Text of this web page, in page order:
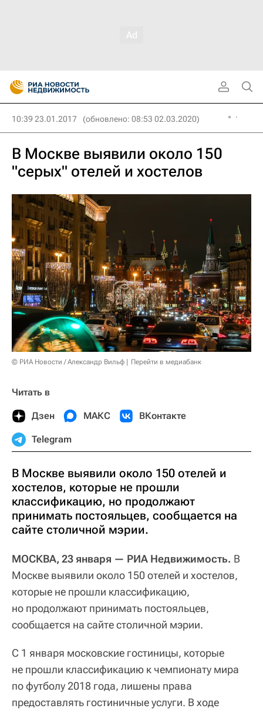
10:39 23.01.2017 (обновлено: 08:53 02.03.2020)
В Москве выявили около 150
"серых" отелей и хостелов
© РИА Новости / Александр Вильф Перейти в медиабанк
Читать в
Дзен МАКС ВКонтакте
Telegram
В Москве выявили около 150 отелей и
хостелов, которые не прошли
классификацию, но продолжают
принимать постояльцев, сообщается на
сайте столичной мэрии.
МОСКВА, 23 января — РИА Недвижимость. В
Москве выявили около 150 отелей и хостелов,
которые не прошли классификацию,
но продолжают принимать постояльцев,
сообщается на сайте столичной мэрии.
С 1 января московские гостиницы, которые
не прошли классификацию к чемпионату мира
по футболу 2018 года, лишены права
предоставлять гостиничные услуги. В ходе